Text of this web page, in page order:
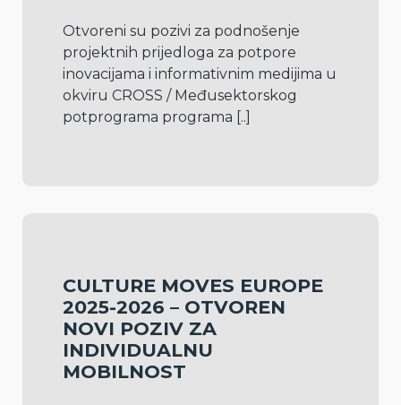
Otvoreni su pozivi za podnošenje
projektnih prijedloga za potpore
inovacijama i informativnim medijima u
okviru CROSS / Međusektorskog
potprograma programa [..]
CULTURE MOVES EUROPE
2025-2026 – OTVOREN
NOVI POZIV ZA
INDIVIDUALNU
MOBILNOST